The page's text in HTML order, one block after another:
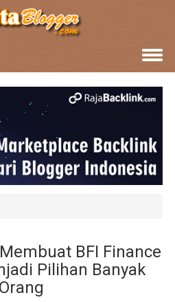
BFI Finance
Pilihan Banyak
Orang